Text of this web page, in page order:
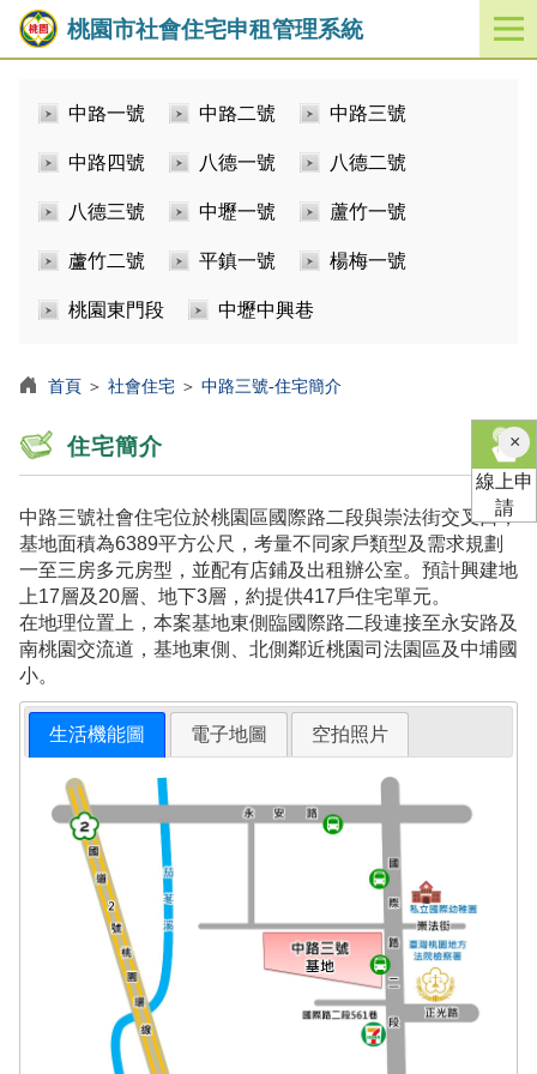
桃園市社會住宅申租管理系統
開
啟
中路一號 中路二號 中路三號
中路四號 八德一號 八德二號
八德三號 中壢一號 蘆竹一號
蘆竹二號 平鎮一號 楊梅一號
桃園東門段 中壢中興巷
首頁 ＞ 社會住宅 ＞ 中路三號-住宅簡介
住宅簡介
中路三號社會住宅位於桃園區國際路二段與崇法街交叉口，
基地面積為6389平方公尺，考量不同家戶類型及需求規劃
一至三房多元房型，並配有店鋪及出租辦公室。預計興建地
上17層及20層、地下3層，約提供417戶住宅單元。
在地理位置上，本案基地東側臨國際路二段連接至永安路及
南桃園交流道，基地東側、北側鄰近桃園司法園區及中埔國
小。
生活機能圖 電子地圖 空拍照片
×關
閉
線上申
請